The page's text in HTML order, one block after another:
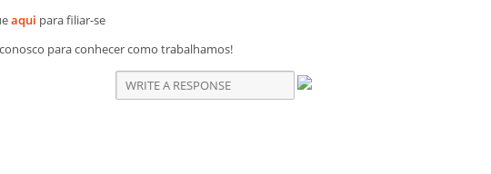
aqui para filiar-se
para conhecer como trabalhamos!